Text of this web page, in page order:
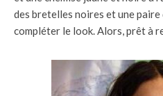
des bretelles noires et une
compléter le look. Alors, prêt à